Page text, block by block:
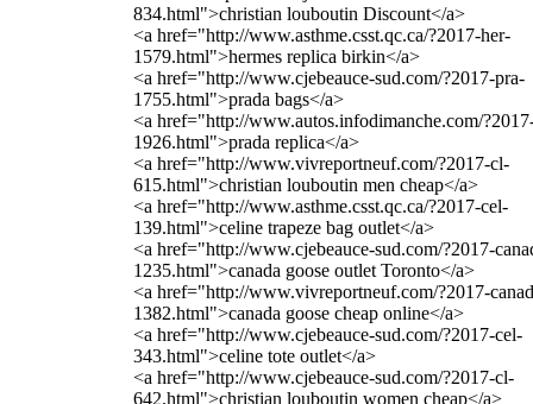
834.html">christian louboutin Discount</a>
<a href="http://www.asthme.csst.qc.ca/?2017-her-
1579.html">hermes replica birkin</a>
<a href="http://www.cjebeauce-sud.com/?2017-pra-
1755.html">prada bags</a>
<a href="http://www.autos.infodimanche.com/
1926.html">prada replica</a>
<a href="http://www.vivreportneuf.com/?2017-cl-
615.html">christian louboutin men cheap</a>
<a href="http://www.asthme.csst.qc.ca/?2017-cel-
139.html">celine trapeze bag outlet</a>
<a href="http://www.cjebeauce-sud.com/?2017-
1235.html">canada goose outlet Toronto</a>
<a href="http://www.vivreportneuf.com/?2017-
1382.html">canada goose cheap online</a>
<a href="http://www.cjebeauce-sud.com/?2017-cel-
343.html">celine tote outlet</a>
<a href="http://www.cjebeauce-sud.com/?2017-cl-
642.html">christian louboutin women cheap</a>